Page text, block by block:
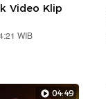
Video Klip
WIB
04:49